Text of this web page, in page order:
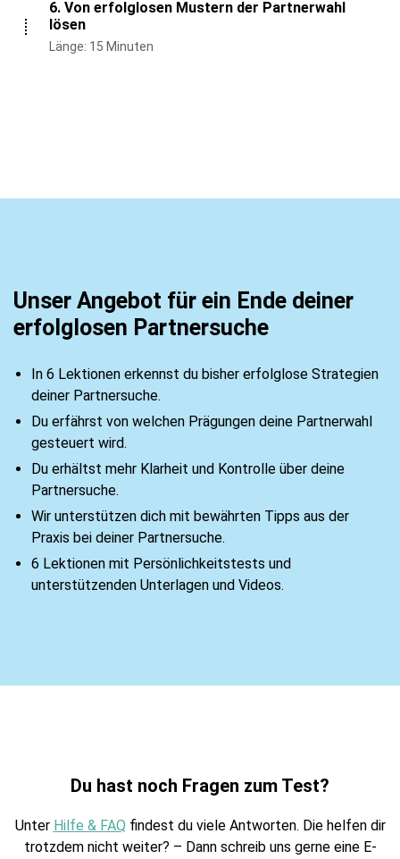
6. Von erfolglosen Mustern der Partnerwahl
lösen
Länge: 15 Minuten
Unser Angebot für ein Ende deiner
erfolglosen Partnersuche
In 6 Lektionen erkennst du bisher erfolglose Strategien
deiner Partnersuche.
Du erfährst von welchen Prägungen deine Partnerwahl
gesteuert wird.
Du erhältst mehr Klarheit und Kontrolle über deine
Partnersuche.
Wir unterstützen dich mit bewährten Tipps aus der
Praxis bei deiner Partnersuche.
6 Lektionen mit Persönlichkeitstests und
unterstützenden Unterlagen und Videos.
Du hast noch Fragen zum Test?
Unter Hilfe & FAQ findest du viele Antworten. Die helfen dir
trotzdem nicht weiter? – Dann schreib uns gerne eine E-